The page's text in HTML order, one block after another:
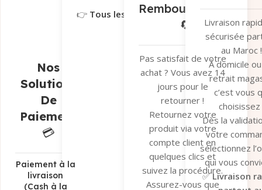
Nos
Solutions
De
Paiement
💳
Paiement à la
livraison
(Cash à la
👉 Tous les détails iciRemboursement
🔄
Pas satisfait de votre
achat ? Vous avez 14
jours pour le
retourner !
Retournez votre
produit via votre
compte client en
quelques clics et
suivez la procédure.
Assurez-vous que
colis.
👉Tous les
ici
Livraison
sécurisée
au Maroc !
À domicile
retrait
c’est vous
choisissez
Dès la
votre
sélectionnez
qui vous
✅Livraison